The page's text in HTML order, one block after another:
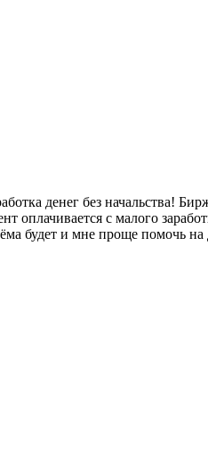
денег без начальства!
оплачивается с малого
будет и мне проще помочь